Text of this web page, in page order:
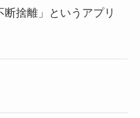
捨離」というアプリ